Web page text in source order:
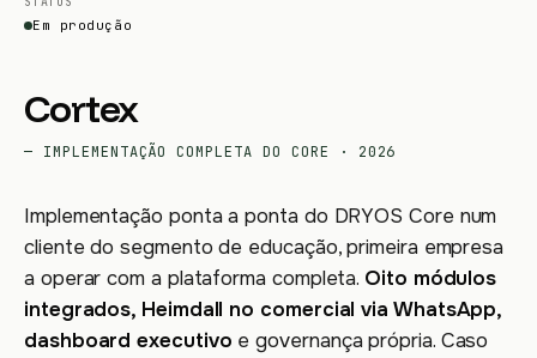
Em produção
Cortex
— IMPLEMENTAÇÃO COMPLETA DO CORE · 2026
Implementação ponta a ponta do DRYOS Core num
cliente do segmento de educação, primeira empresa
a operar com a plataforma completa. Oito módulos
integrados, Heimdall no comercial via WhatsApp,
dashboard executivo e governança própria. Caso